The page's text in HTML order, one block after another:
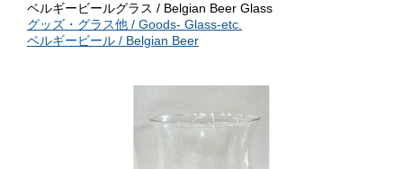
ベルギービールグラス / Belgian Beer Glass
グッズ・グラス他 / Goods- Glass-etc.
ベルギービール / Belgian Beer